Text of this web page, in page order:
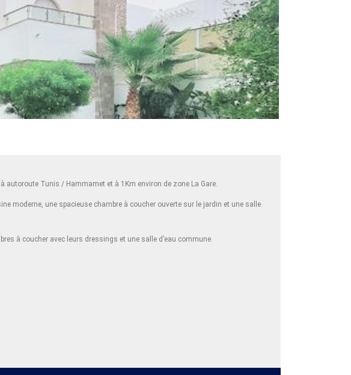
autoroute Tunis / Hammamet et à 1Km environ de zone La Gare.
moderne, une spacieuse chambre à coucher ouverte sur le jardin et une salle
à coucher avec leurs dressings et une salle d’eau commune.